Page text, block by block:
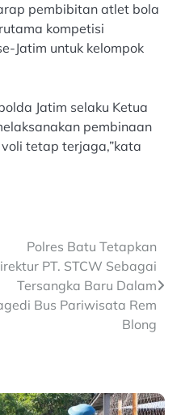
pembibitan atlet bola
kompetisi
Jatim untuk kelompok
Jatim selaku Ketua
pembinaan
tetap terjaga,”kata
Polres Batu Tetapkan
PT. STCW Sebagai
Tersangka Baru Dalam
Bus Pariwisata Rem
Blong